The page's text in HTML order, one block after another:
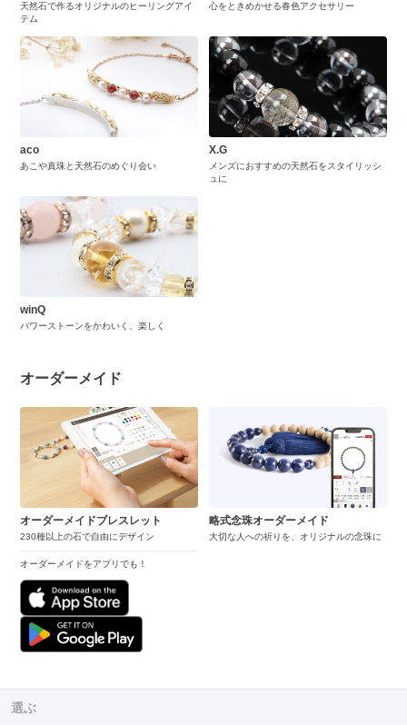
天然石で作るオリジナルのヒーリングアイ
テム
心をときめかせる春色アクセサリー
aco
あこや真珠と天然石のめぐり会い
X.G
メンズにおすすめの天然石をスタイリッシ
ュに
winQ
パワーストーンをかわいく、楽しく
オーダーメイド
オーダーメイドブレスレット
230種以上の石で自由にデザイン
オーダーメイドをアプリでも！
略式念珠オーダーメイド
大切な人への祈りを、オリジナルの念珠に
選ぶ